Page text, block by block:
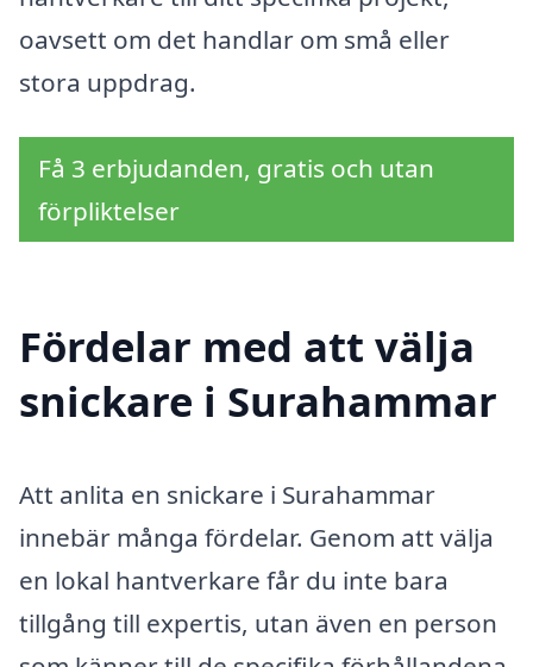
oavsett om det handlar om små eller
stora uppdrag.
Få 3 erbjudanden, gratis och utan
förpliktelser
Fördelar med att välja
snickare i Surahammar
Att anlita en snickare i Surahammar
innebär många fördelar. Genom att välja
en lokal hantverkare får du inte bara
tillgång till expertis, utan även en person